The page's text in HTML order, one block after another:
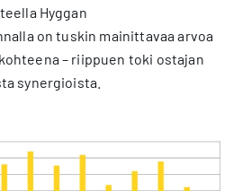
Hyggan
on tuskin mainittavaa arvoa
– riippuen toki ostajan
synergioista.